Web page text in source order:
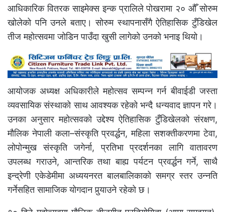
आधिकारिक वितरक साइमेक्स इन्क प्रालिले पोखरामा २० औँ सोरुम
खोलेको पनि उनले बताए। सोरुम स्थापनासँगै ऐतिहासिक टुँडिखेल
तीज महोत्सवमा जोडिन पाउँदा खुसी लागेको उनको भनाइ थियो।
आयोजक अध्यक्ष अधिकारीले महोत्सव सम्पन्न गर्न बीवाईडी जस्ता
व्यवसायिक संस्थाको साथ आवश्यक रहेको भन्दै धन्यवाद ज्ञापन गरे।
उनका अनुसार महोत्सवको उद्देश्य ऐतिहासिक टुँडिखेलको संरक्षण,
मौलिक नेपाली कला–संस्कृति प्रवर्द्धन, महिला सशक्तीकरणमा टेवा,
लोपोन्मुख संस्कृति जगेर्ना, प्रतिभा प्रदर्शनका लागि वातावरण
उपलब्ध गराउने, आन्तरिक तथा बाह्य पर्यटन प्रवर्द्धन गर्ने, साथै
इन्द्रेणी एकेडेमीमा अध्ययनरत बालबालिकाको समग्र स्तर उन्नति
गर्नेसहित सामाजिक योगदान पुर्‍याउने रहेको छ।